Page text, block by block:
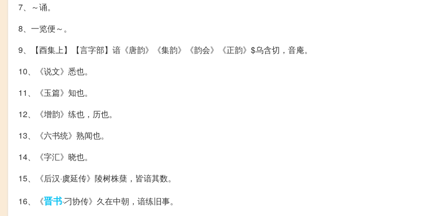
7、～诵。
8、一览便～。
9、【酉集上】【言字部】谙《唐韵》《集韵》《韵会》《正韵》$乌含切，音庵。
10、《说文》悉也。
11、《玉篇》知也。
12、《增韵》练也，历也。
13、《六书统》熟闻也。
14、《字汇》晓也。
15、《后汉·虞延传》陵树株蘖，皆谙其数。
16、《晋书·刁协传》久在中朝，谙练旧事。